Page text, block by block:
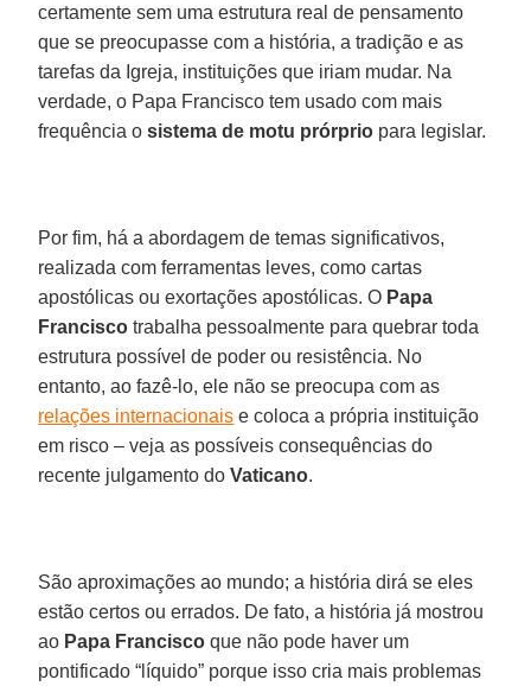
certamente sem uma estrutura real de pensamento
que se preocupasse com a história, a tradição e as
tarefas da Igreja, instituições que iriam mudar. Na
verdade, o Papa Francisco tem usado com mais
frequência osistema de motu prórprio para legislar.
Por fim, há a abordagem de temas significativos,
realizada com ferramentas leves, como cartas
apostólicas ou exortações apostólicas. O Papa
Francisco trabalha pessoalmente para quebrar toda
estrutura possível de poder ou resistência. No
entanto, ao fazê-lo, ele não se preocupa com as
relações internacionais e coloca a própria instituição
em risco – veja as possíveis consequências do
recente julgamento doVaticano.
São aproximações ao mundo; a história dirá se eles
estão certos ou errados. De fato, a história já mostrou
ao Papa Francisco que não pode haver um
pontificado “líquido” porque isso cria mais problemas